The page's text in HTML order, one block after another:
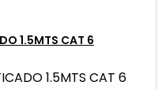
1.5MTS CAT 6
1.5MTS CAT 6